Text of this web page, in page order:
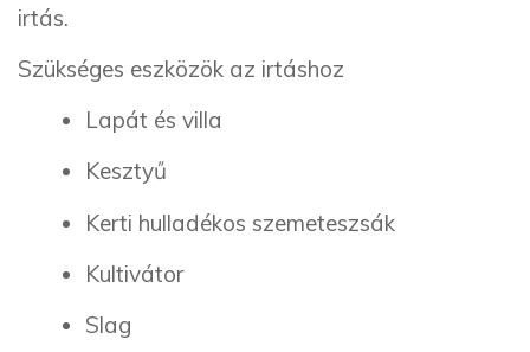
irtás.
Szükséges eszközök az irtáshoz
Lapát és villa
Kesztyű
Kerti hulladékos szemeteszsák
Kultivátor
Slag